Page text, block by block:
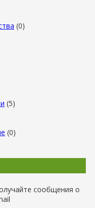
(0)
(5)
(0)
сообщения о